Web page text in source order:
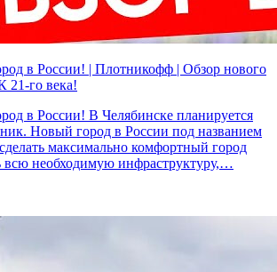
в России! | Плотникофф | Обзор нового
21-го века!
в России! В Челябинске планируется
Новый город в России под названием
максимально комфортный город
всю необходимую инфраструктуру,…